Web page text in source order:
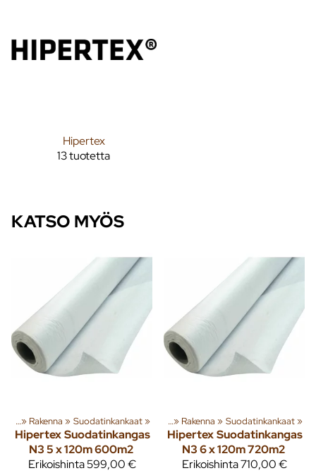
Hipertex
13 tuotetta
KATSO MYÖS
‪» Rakenna ‪» Suodatinkankaat‪»
HipertexSuodatinkangas
N3 5 x 120m 600m2
Erikoishinta599,00 €
Tuoteryhmiä ja tuotteita‪» Rakenna ‪» Suodatinkankaat‪»
HipertexSuodatinkangas
N3 6 x 120m 720m2
Erikoishinta710,00 €